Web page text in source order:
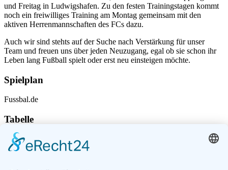
und Freitag in Ludwigshafen. Zu den festen Trainingstagen kommt
noch ein freiwilliges Training am Montag gemeinsam mit den
aktiven Herrenmannschaften des FCs dazu.
Auch wir sind stehts auf der Suche nach Verstärkung für unser
Team und freuen uns über jeden Neuzugang, egal ob sie schon ihr
Leben lang Fußball spielt oder erst neu einsteigen möchte.
Spielplan
Fussbal.de
Tabelle
Fussball.de